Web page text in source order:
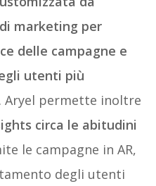
marketing per
delle campagne e
utenti più
. Aryel permette inoltre
circa le abitudini
le campagne in AR,
degli utenti